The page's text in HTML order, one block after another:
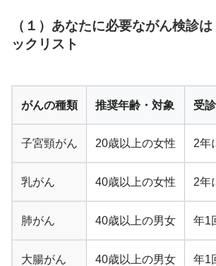
（１）あなたに必要ながん検診
ックリスト
がんの種類 推奨年齢・対象 受
子宮頸がん 20歳以上の女性 2年
乳がん 40歳以上の女性 2年
肺がん 40歳以上の男女 年1
大腸がん 40歳以上の男女 年1